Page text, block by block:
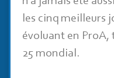
les cinq meilleurs
évoluant en
25 mondial.